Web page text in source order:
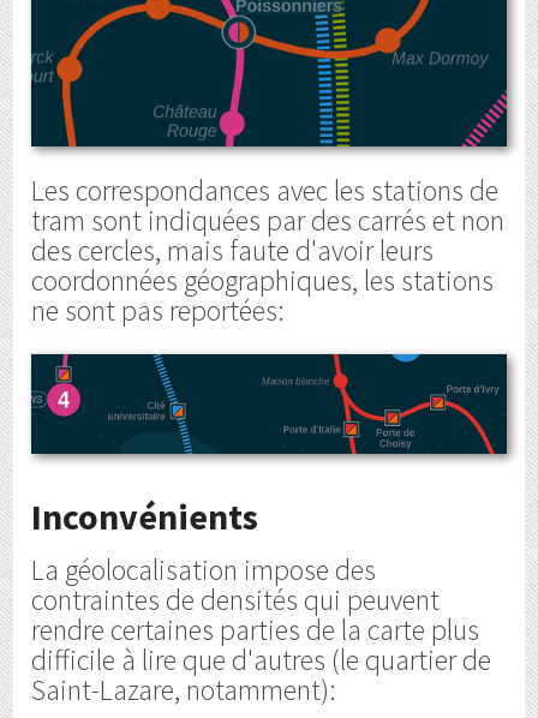
Les correspondances avec les stations de
tram sont indiquées par des carrés et non
des cercles, mais faute d'avoir leurs
coordonnées géographiques, les stations
ne sont pas reportées:
Inconvénients
La géolocalisation impose des
contraintes de densités qui peuvent
rendre certaines parties de la carte plus
difficile à lire que d'autres (le quartier de
Saint-Lazare, notamment):